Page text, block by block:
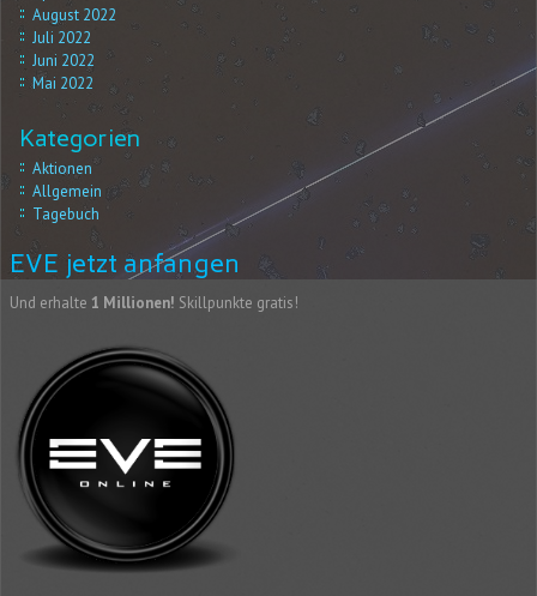
August 2022
Juli 2022
Juni 2022
Mai 2022
Kategorien
Aktionen
Allgemein
Tagebuch
EVE jetzt anfangen
Und erhalte 1 Millionen! Skillpunkte gratis!